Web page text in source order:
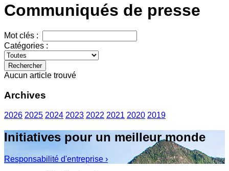
Communiqués de presse
Mot clés :
Catégories :
Rechercher
Aucun article trouvé
Archives
2026 2025 2024 2023 2022 2021 2020 2019
Initiatives pour un meilleur monde
Responsabilité d'entreprise ›